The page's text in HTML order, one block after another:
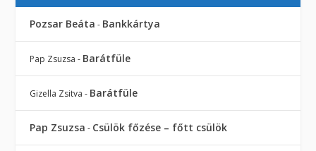
Pozsar Beáta - Bankkártya
Pap Zsuzsa - Barátfüle
Gizella Zsitva - Barátfüle
Pap Zsuzsa - Csülök főzése – főtt csülök